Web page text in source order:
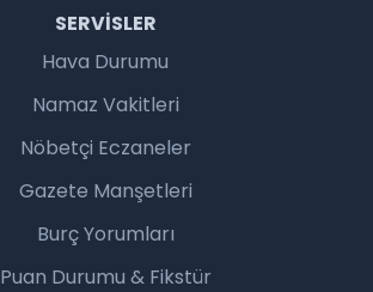
SERVISLER
Hava Durumu
Namaz Vakitleri
Nöbetçi Eczaneler
Gazete Manşetleri
Burç Yorumları
Puan Durumu & Fikstür